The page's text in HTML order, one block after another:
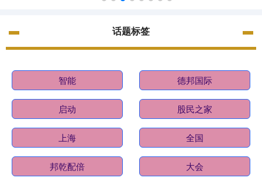
话题标签
智能 德邦国际
启动 股民之家
上海 全国
邦乾配倍 大会